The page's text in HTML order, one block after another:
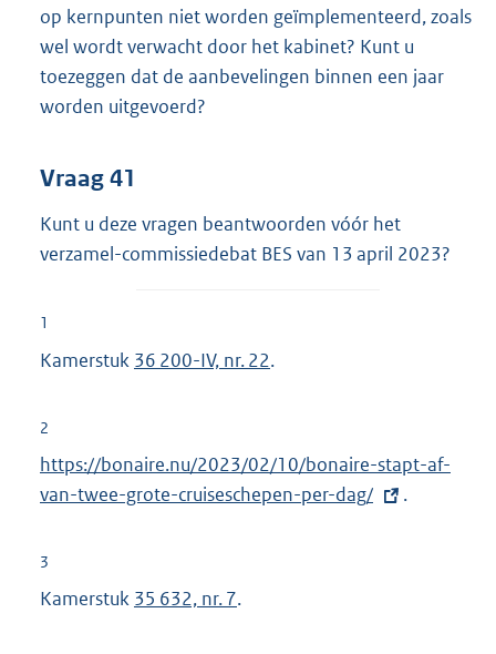
op kernpunten niet worden geïmplementeerd, zoals
wel wordt verwacht door het kabinet? Kunt u
toezeggen dat de aanbevelingen binnen een jaar
worden uitgevoerd?
Vraag 41
Kunt u deze vragen beantwoorden vóór het
verzamel-commissiedebat BES van 13 april 2023?
1
Kamerstuk 36 200-IV, nr. 22.
2
E
x
e
n
https://bonaire.nu/2023/02/10/bonaire-stapt-af-
van-twee-grote-cruiseschepen-per-dag/
.
3
Kamerstuk 35 632, nr. 7.